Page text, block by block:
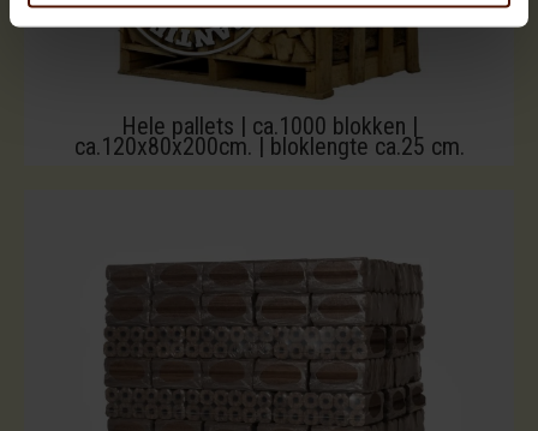
Hele pallets | ca.1000 blokken |
ca.120x80x200cm. | bloklengte ca.25 cm.